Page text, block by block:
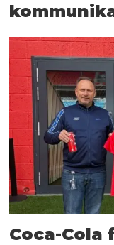
Coca-Cola